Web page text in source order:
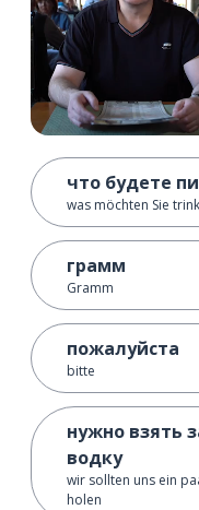
что будете
was möchten Sie
грамм
Gramm
пожалуйста
bitte
нужно взять
водку
wir sollten uns ein
holen